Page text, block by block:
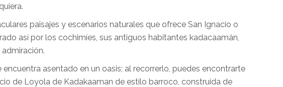
paisajes y escenarios naturales que ofrece San Ignacio o
así por los cochimíes, sus antiguos habitantes kadacaamán,
asentado en un oasis; al recorrerlo, puedes encontrarte
de Loyola de Kadakaaman de estilo barroco, construida de